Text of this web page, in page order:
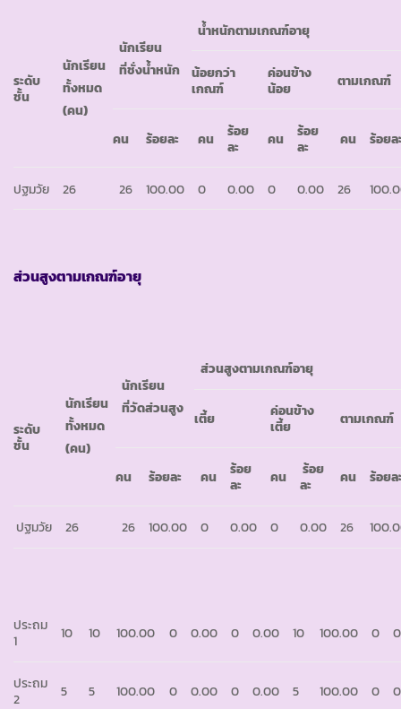
ระดับ
ชั้น
นักเรียน
ทั้งหมด
(คน)
นักเรียน
ที่ชั่งน้ำหนัก
น้ำหนักตามเกณฑ์อายุ
น้อยกว่า
เกณฑ์
ค่อนข้าง
น้อย
ตามเกณฑ์
คน ร้อยละ คน
ร้อย
ละ
คน
ร้อย
ละ
คน ร้อยล
ปฐมวัย 26 26 100.00 0 0.00 0 0.00 26
ส่วนสูงตามเกณฑ์อายุ
ระดับ
ชั้น
นักเรียน
ทั้งหมด
(คน)
นักเรียน
ที่วัดส่วนสูง
ส่วนสูงตามเกณฑ์อายุ
เตี้ย
ค่อนข้าง
เตี้ย
ตามเกณฑ์
คน ร้อยละ คน
ร้อย
ละ
คน
ร้อย
ละ
คน ร้อยล
ปฐมวัย 26 26 100.00 0 0.00 0 0.00 26
ประถม
1
10 10 100.00 0 0.00 0 0.00 10 100.00 0
ประถม
2
5 5 100.00 0 0.00 0 0.00 5 100.00 0